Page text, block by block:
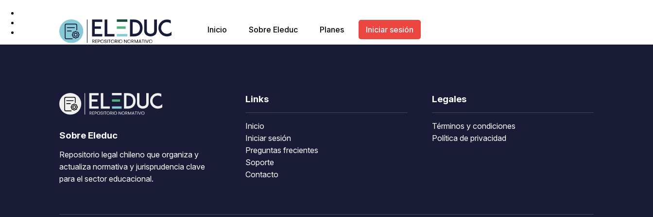
Inicio Sobre Eleduc Planes Iniciar sesión
Sobre Eleduc
Repositorio legal chileno que organiza y
actualiza normativa y jurisprudencia clave
para el sector educacional.
Links
Inicio
Iniciar sesión
Preguntas frecientes
Soporte
Contacto
Legales
Términos y condiciones
Política de privacidad